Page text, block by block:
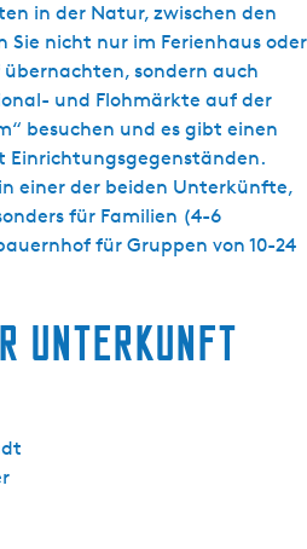
in der Natur, zwischen den
Sie nicht nur im Ferienhaus oder
sondern auch
und Flohmärkte auf der
besuchen und es gibt einen
Einrichtungsgegenständen.
einer der beiden Unterkünfte,
für Familien (4-6
für Gruppen von 10-24
Unterkunft